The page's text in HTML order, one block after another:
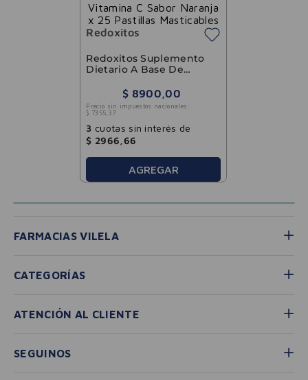
Redoxitos
Redoxitos Suplemento
Dietario A Base De
Naranja x 25 Pastillas
Masticables
$ 8900,00
Precio sin impuestos nacionales:
$ 7355 37
3 cuotas sin interés de
$ 2966 66
AGREGAR
FARMACIAS VILELA
CATEGORÍAS
ATENCIÓN AL CLIENTE
SEGUINOS